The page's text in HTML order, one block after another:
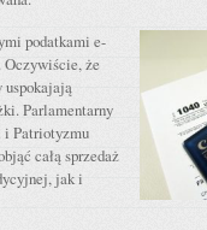
podatkami e-
Oczywiście, że
Parlamentarny
i Patriotyzmu
całą sprzedaż
jak i